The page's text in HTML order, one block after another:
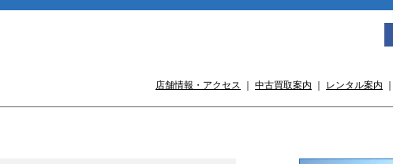
店舗情報・アクセス 中古買取案内 レンタル案内